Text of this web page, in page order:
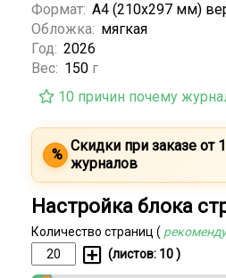
Формат: А4 (210х297 мм)
Обложка: мягкая
Год: 2026
Вес: 150 г
10 причин почему
%
Скидки при заказе от
журналов
Настройка блока
Количество страниц (
(листов: 10 )